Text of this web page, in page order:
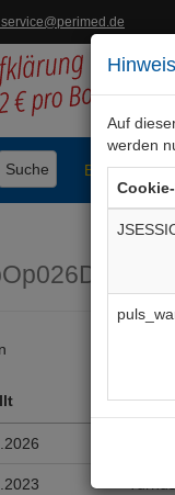
service@perimed.de
Suche
Auf
werden